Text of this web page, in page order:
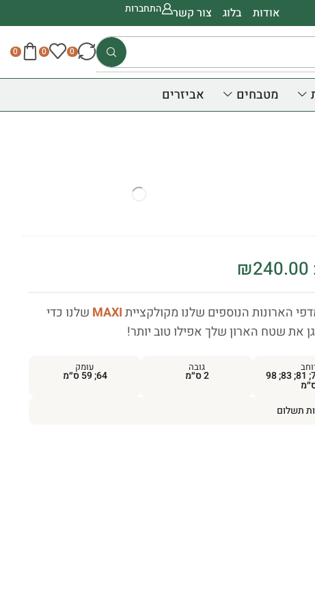
אודות בלוג צור קשר התחברות
0
0
0
מטבחים אביזרים
₪240.00
הארונות הנוספים שלנו מקולקצייתMAXI שלנו כדי
את שטח הארון שלך אפילו טוב יותר!
58; 73; 75; 81; 83; 98
גובה
2 ס״מ
עומק
64; 59 ס״מ
תשלום